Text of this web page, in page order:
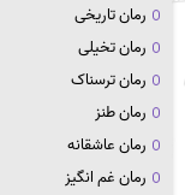
رمان تاریخی
رمان تخیلی
رمان ترسناک
رمان طنز
رمان عاشقانه
رمان غم انگیز